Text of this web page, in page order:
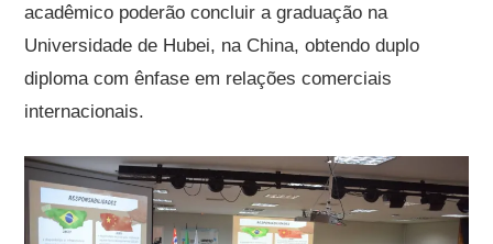
acadêmico poderão concluir a graduação na
Universidade de Hubei, na China, obtendo duplo
diploma com ênfase em relações comerciais
internacionais.